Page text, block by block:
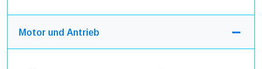
Motor und Antrieb